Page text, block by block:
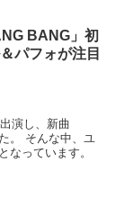
BANG」初
パフォが注目
演し、新曲
。 そんな中、ユ
なっています。